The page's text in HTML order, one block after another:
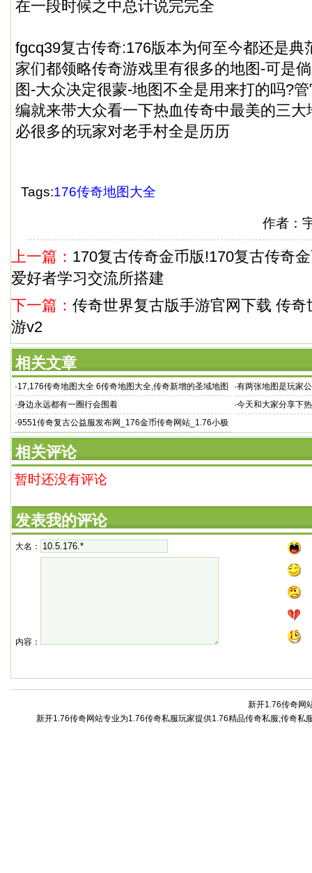
在一段时候之中总计说完完全
fgcq39复古传奇:176版本为何至今都还是典
家们都领略传奇游戏里有很多的地图-可是
图-大众决定很蒙-地图不全是用来打的吗?
编就来带大众看一下热血传奇中最美的三
必很多的玩家对老手村全是历历
Tags:176传奇地图大全
作者：
上一篇： 170复古传奇金币版!170复古传奇
爱好者学习交流所搭建
下一篇： 传奇世界复古版手游官网下载 传
游v2
相关文章
·17,176传奇地图大全 6传奇地图大全,传奇新增的圣域地图
就是
·有两张地图是玩家
·身边永远都有一圈行会围着 ·今天和大家分享下
·9551传奇复古公益服发布网_176金币传奇网站_1.76小极
品复古传奇手
相关评论
暂时还没有评论
发表我的评论
大名：
内容：
新开1.76传奇网
新开1.76传奇网站专业为1.76传奇私服玩家提供1.76精品传奇私服;传奇